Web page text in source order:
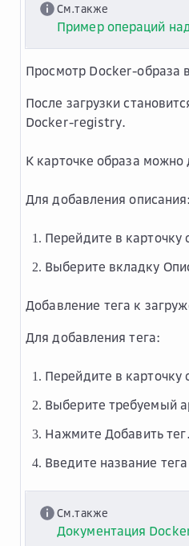
См.также
Пример операций
Просмотр Docker-образа
После загрузки
Docker-registry.
К карточке образа можно
Для добавления описания:
Перейдите в карточку
Выберите вкладку
Добавление тега к
Для добавления тега:
Перейдите в карточку
Выберите требуемый
Нажмите Добавить тег.
Введите название
См.также
Документация